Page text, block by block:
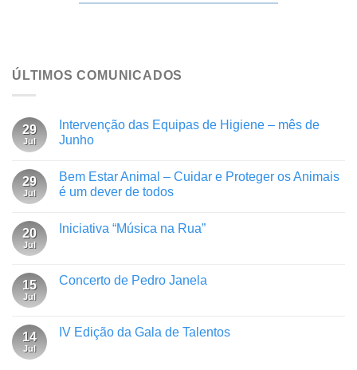
ÚLTIMOS COMUNICADOS
29
Jul
Intervenção das Equipas de Higiene – mês de
Junho
29
Jul
Bem Estar Animal – Cuidar e Proteger os Animais
é um dever de todos
20
Jul
Iniciativa “Música na Rua”
15
Jul
Concerto de Pedro Janela
14
Jul
IV Edição da Gala de Talentos